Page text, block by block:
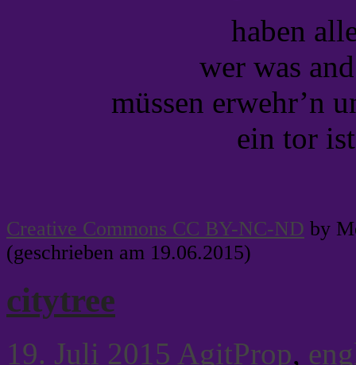
haben
wer was
müssen erwehr’n
ein tor
Creative Commons CC BY-NC-ND by
(geschrieben am 19.06.2015)
citytree
19. Juli 2015 AgitProp,